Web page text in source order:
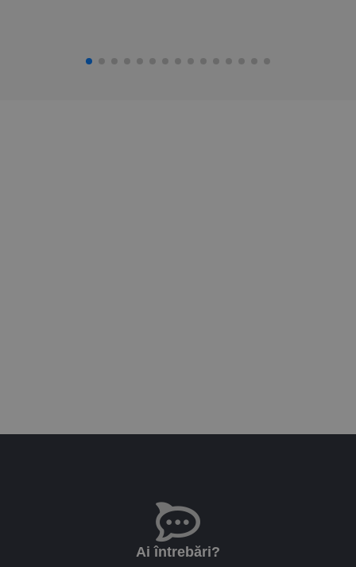
Ai întrebări?